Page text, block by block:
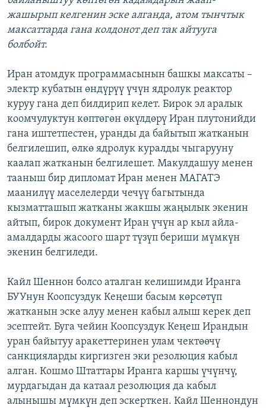
жашырып келгенин эске алганда, атом тынчтык
максаттарда гана колдонот деп так айтууга
болбойт.
Иран атомдук программасынын башкы максаты –
электр кубатын өндүрүү үчүн ядролук реактор
куруу гана деп билдирип келет. Бирок эл аралык
коомчулуктун көптөгөн өкүлдөрү Иран плутонийди
гана иштетпестен, уранды да байытып жатканын
белгилешип, өлкө ядролук куралды чыгарууну
каалап жатканын белгилешет. Макулдашуу менен
тааныш бир дипломат Иран менен МАГАТЭ
маанилүү маселелерди чечүү багытында
кызматташып жатканы жакшы жаңылык экенин
айтып, бирок документ Иран үчүн ар кыл айла-
амалдарды жасоого шарт түзүп бериши мүмкүн
экенин белгиледи.
Кайл Шеннон болсо аталган келишимди Иранга
БУУнун Коопсуздук Кеңеши басым көрсөтүп
жатканын эске алуу менен кабыл алыш керек деп
эсептейт. Буга чейин Коопсуздук Кеңеш Ирандын
уран байытуу аракеттеринен улам чектөөчү
санкцияларды киргизген эки резолюция кабыл
алган. Кошмо Штаттары Иранга каршы үчүнчү,
мурдагыдан да катаал резолюция да кабыл
алынышы мүмкүн деп эскерткен. Кайл Шеннондун